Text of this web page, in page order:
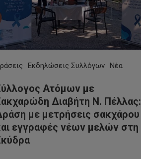
Εκδηλώσεις Συλλόγων Νέα
Ατόμων με
Διαβήτη Ν. Πέλλας:
με μετρήσεις σακχάρου
εγγραφές νέων μελών στη